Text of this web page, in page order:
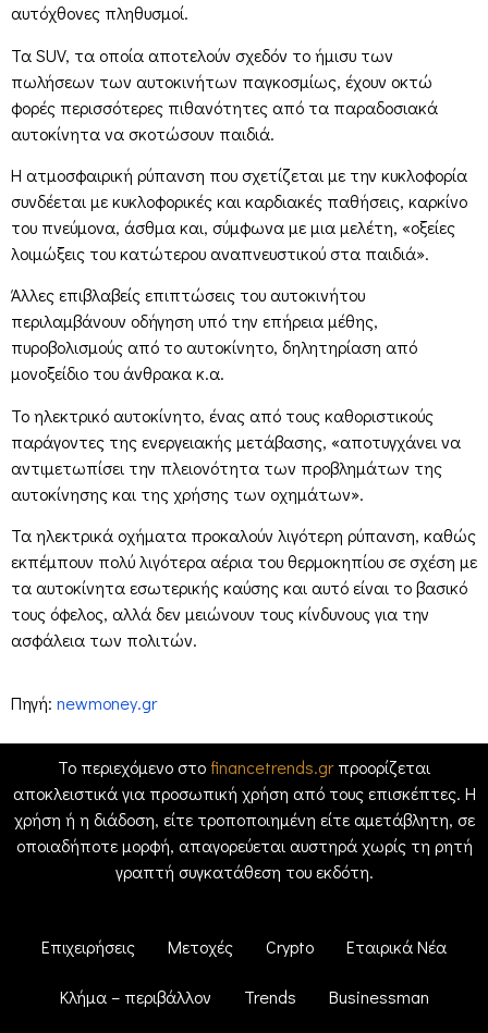
αυτόχθονες πληθυσμοί.
Τα SUV, τα οποία αποτελούν σχεδόν το ήμισυ των
πωλήσεων των αυτοκινήτων παγκοσμίως, έχουν οκτώ
φορές περισσότερες πιθανότητες από τα παραδοσιακά
αυτοκίνητα να σκοτώσουν παιδιά.
Η ατμοσφαιρική ρύπανση που σχετίζεται με την κυκλοφορία
συνδέεται με κυκλοφορικές και καρδιακές παθήσεις, καρκίνο
του πνεύμονα, άσθμα και, σύμφωνα με μια μελέτη, «οξείες
λοιμώξεις του κατώτερου αναπνευστικού στα παιδιά».
Άλλες επιβλαβείς επιπτώσεις του αυτοκινήτου
περιλαμβάνουν οδήγηση υπό την επήρεια μέθης,
πυροβολισμούς από το αυτοκίνητο, δηλητηρίαση από
μονοξείδιο του άνθρακα κ.α.
Το ηλεκτρικό αυτοκίνητο, ένας από τους καθοριστικούς
παράγοντες της ενεργειακής μετάβασης, «αποτυγχάνει να
αντιμετωπίσει την πλειονότητα των προβλημάτων της
αυτοκίνησης και της χρήσης των οχημάτων».
Τα ηλεκτρικά οχήματα προκαλούν λιγότερη ρύπανση, καθώς
εκπέμπουν πολύ λιγότερα αέρια του θερμοκηπίου σε σχέση με
τα αυτοκίνητα εσωτερικής καύσης και αυτό είναι το βασικό
τους όφελος, αλλά δεν μειώνουν τους κίνδυνους για την
ασφάλεια των πολιτών.
Πηγή: newmoney.gr
Το περιεχόμενο στο financetrends.grπροορίζεται
αποκλειστικά για προσωπική χρήση από τους επισκέπτες. Η
χρήση ή η διάδοση, είτε τροποποιημένη είτε αμετάβλητη, σε
οποιαδήποτε μορφή, απαγορεύεται αυστηρά χωρίς τη ρητή
γραπτή συγκατάθεση του εκδότη.
Επιχειρήσεις Μετοχές Crypto Εταιρικά Νέα
Κλήμα – περιβάλλον Trends Businessman